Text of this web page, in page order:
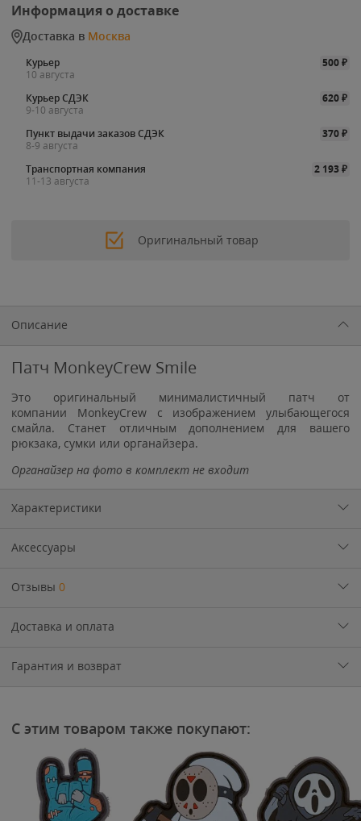
Информация о доставке
Доставка в Москва
Курьер 500₽
10 августа
Курьер СДЭК
620₽
9-10 августа
Пункт выдачи заказов СДЭК
370₽
8-9 августа
Транспортная компания
2 193₽
11-13 августа
Оригинальный товар
Описание
Патч MonkeyCrew Smile
Это оригинальный минималистичный патч от
компании MonkeyCrew с изображением улыбающегося
смайла. Станет отличным дополнением для вашего
рюкзака, сумки или органайзера.
Органайзер на фото в комплект не входит
Характеристики
Аксессуары
Отзывы 0
Доставка и оплата
Гарантия и возврат
С этим товаром также покупают: